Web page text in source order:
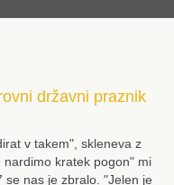
dalje
državni praznik
v takem", skleneva z
kratek pogon" mi
se nas je zbralo. "Jelen je